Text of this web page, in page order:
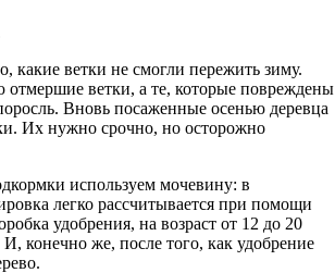
какие ветки не смогли пережить зиму.
отмершие ветки, а те, которые повреждены
Вновь посаженные осенью деревца
Их нужно срочно, но осторожно
используем мочевину: в
легко рассчитывается при помощи
удобрения, на возраст от 12 до 20
конечно же, после того, как удобрение